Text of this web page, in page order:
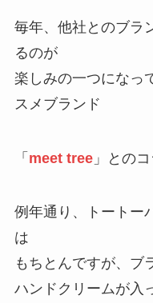
毎年、他社とのブラ
るのが
楽しみの一つになっ
スメブランド
「 meet tree」とのコ
例年通り、トートー
は
もちとんですが、ブ
ハンドクリームが入